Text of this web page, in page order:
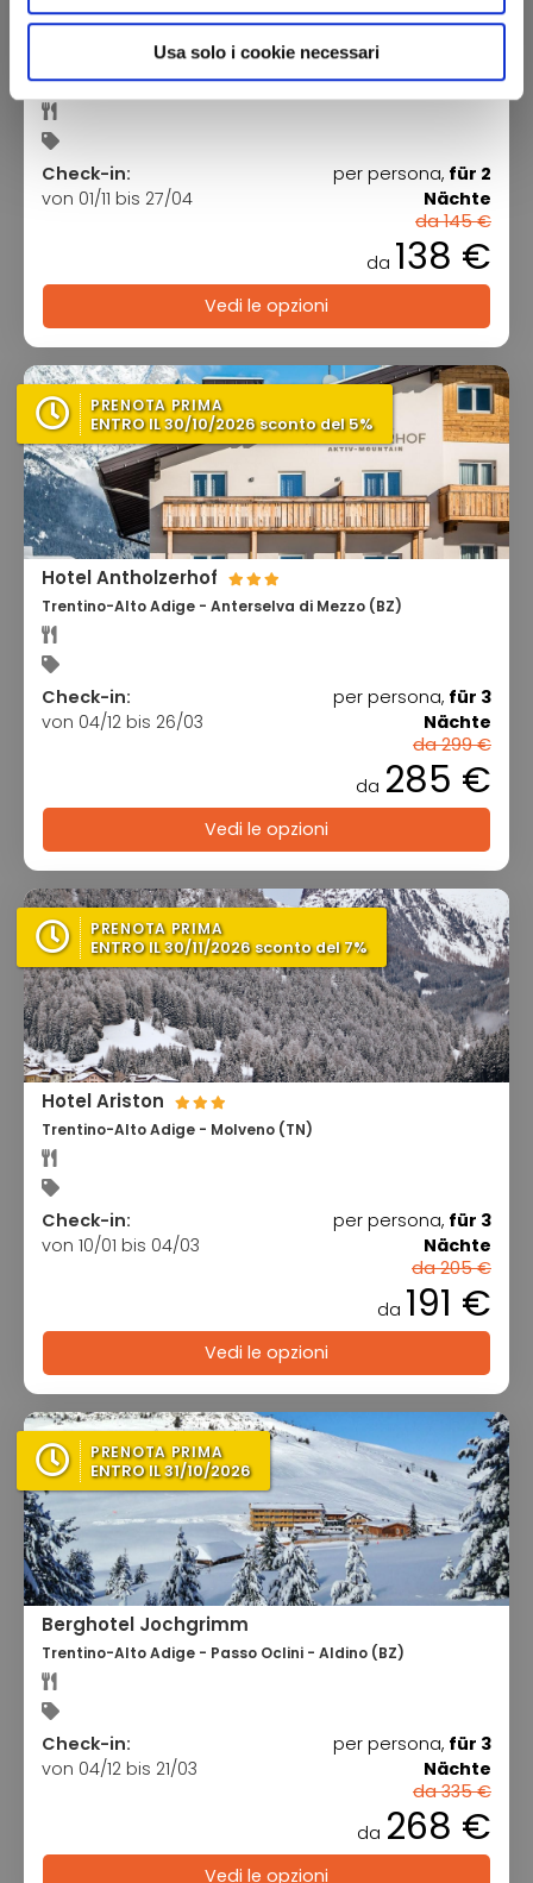
Usa solo i cookie necessari
Hotel Ambrosini
Lombardia - Aprica (SO)
Check-in:
von 01/11 bis 27/04
per persona, für 2
Nächte
da 145 €
da 138 €
Vedi le opzioni
PRENOTA PRIMA
ENTRO IL 30/10/2026 sconto del 5%
Hotel Antholzerhof
Trentino-Alto Adige - Anterselva di Mezzo (BZ)
Check-in:
von 04/12 bis 26/03
per persona, für 3
Nächte
da 299 €
da 285 €
Vedi le opzioni
PRENOTA PRIMA
ENTRO IL 30/11/2026 sconto del 7%
Hotel Ariston
Trentino-Alto Adige - Molveno (TN)
Check-in:
von 10/01 bis 04/03
per persona, für 3
Nächte
da 205 €
da 191 €
Vedi le opzioni
PRENOTA PRIMA
ENTRO IL 31/10/2026
Berghotel Jochgrimm
Trentino-Alto Adige - Passo Oclini - Aldino (BZ)
Check-in:
von 04/12 bis 21/03
per persona, für 3
Nächte
da 335 €
da 268 €
Vedi le opzioni